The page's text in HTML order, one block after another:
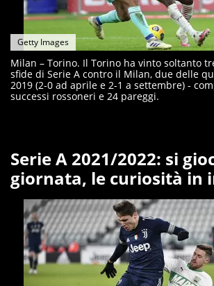
Getty Images
Milan – Torino. Il Torino ha vinto soltanto
sfide di Serie A contro il Milan, due delle
2019 (2-0 ad aprile e 2-1 a settembre) -
successi rossoneri e 24 pareggi.
Serie A 2021/2022: si
giornata, le curiosità in